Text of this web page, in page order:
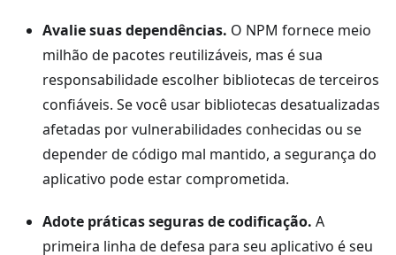
Avalie suas dependências. O NPM fornece meio
milhão de pacotes reutilizáveis, mas é sua
responsabilidade escolher bibliotecas de terceiros
confiáveis. Se você usar bibliotecas desatualizadas
afetadas por vulnerabilidades conhecidas ou se
depender de código mal mantido, a segurança do
aplicativo pode estar comprometida.
Adote práticas seguras de codificação. A
primeira linha de defesa para seu aplicativo é seu